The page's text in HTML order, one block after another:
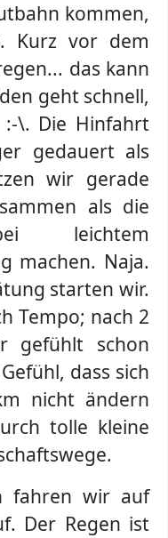
kommen,
Kurz vor dem
das kann
geht schnell,
\. Die Hinfahrt
gedauert als
wir gerade
als die
leichtem
machen. Naja.
starten wir.
Tempo; nach 2
gefühlt schon
dass sich
nicht ändern
tolle kleine
fahren wir auf
Der Regen ist